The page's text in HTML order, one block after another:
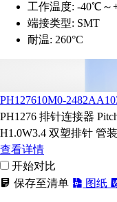
工作温度: -40℃～
端接类型: SMT
耐温: 260°C
PH127610M0-
PH1276 排针连接器
H1.0W3.4 双塑排针 管
查看详情
开始对比
保存至清单
图纸